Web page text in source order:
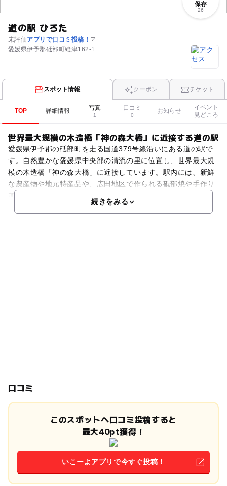
道の駅 ひろた
未評価アプリで口コミ投稿！
愛媛県伊予郡砥部町総津162-1
保存
26
スポット情報 クーポン チケット
TOP 詳細情報 写真
1
口コミ
0
お知らせ
イベント
見どころ
世界最大規模の木造橋「神の森大橋」に近接する道の駅
愛媛県伊予郡の砥部町を走る国道379号線沿いにある道の駅で
す。自然豊かな愛媛県中央部の清流の里に位置し、世界最大規
模の木造橋「神の森大橋」に近接しています。駅内には、新鮮
な農産物や地元特産品や、広田地区で作られる砥部焼や手作り
加工品が並び、12月からは自然薯が人気を集めます。敷地
続きをみる
口コミ
このスポットへ口コミ投稿すると
最大40pt獲得！
いこーよアプリで今すぐ投稿！